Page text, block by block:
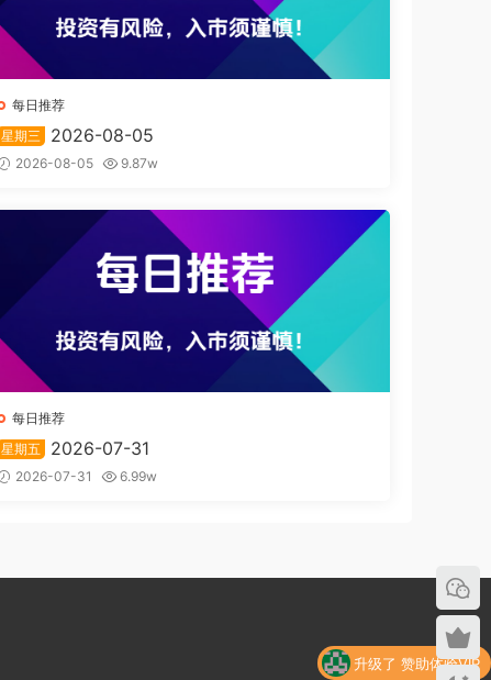
每日推荐
星期三
2026-08-05
2026-08-05 9.87w
每日推荐
星期五
2026-07-31
2026-07-31 6.99w
升级了 赞助体验VIP
升级了 赞助体验VIP